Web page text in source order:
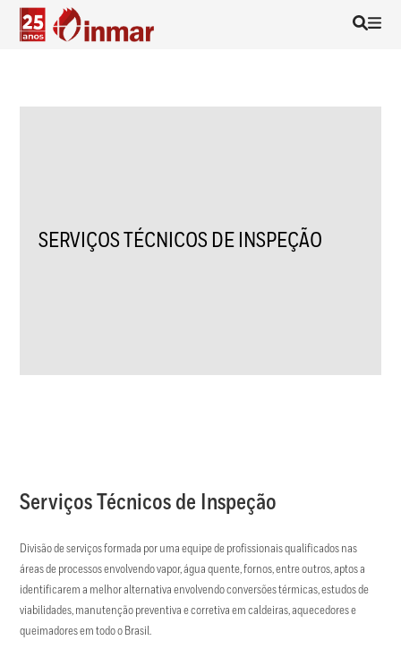
SERVIÇOS TÉCNICOS DE INSPEÇÃO
Serviços Técnicos de Inspeção
Divisão de serviços formada por uma equipe de profissionais qualificados nas
áreas de processos envolvendo vapor, água quente, fornos, entre outros, aptos a
identificarem a melhor alternativa envolvendo conversões térmicas, estudos de
viabilidades, manutenção preventiva e corretiva em caldeiras, aquecedores e
queimadores em todo o Brasil.